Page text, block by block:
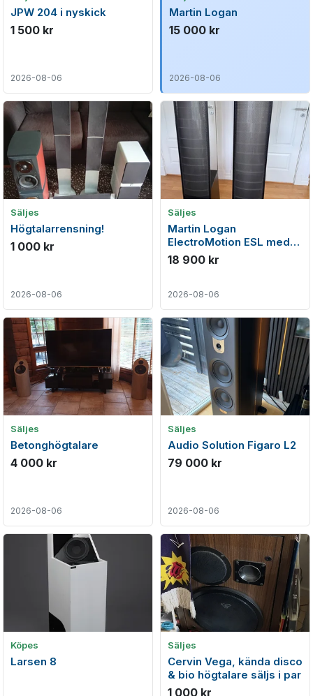
JPW 204 i nyskick
1 500 kr
2026-08-06
Martin Logan
15 000 kr
2026-08-06
Säljes
Högtalarrensning!
1 000 kr
2026-08-06
Säljes
Martin Logan
ElectroMotion ESL med
Originalkartonger. Första
ägaren
18 900 kr
2026-08-06
Säljes
Betonghögtalare
4 000 kr
2026-08-06
Säljes
Audio Solution Figaro L2
79 000 kr
2026-08-06
Köpes
Larsen 8
Säljes
Cervin Vega, kända disco
& bio högtalare säljs i par
1 000 kr